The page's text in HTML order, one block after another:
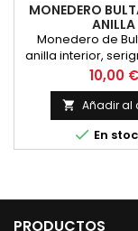
MONEDERO
ANILLA
Monedero de
anilla interior,
las dos caras, una
Precio
10,00 €
 Añadir al
 En
PRODUCTOS